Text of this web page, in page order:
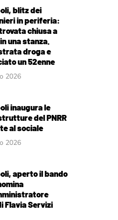
blitz dei
in periferia:
chiusa a
una stanza.
droga e
un 52enne
2026
inaugura le
del PNRR
al sociale
2026
aperto il bando
Flavia Servizi